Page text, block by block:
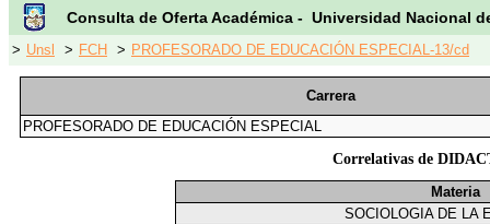
Consulta de Oferta Académica - Universidad Nacional
> Unsl > FCH > PROFESORADO DE EDUCACIÓN ESPECIAL-13/cd
Carrera
PROFESORADO DE EDUCACIÓN ESPECIAL
Correlativas de
Materia
SOCIOLOGIA DE LA